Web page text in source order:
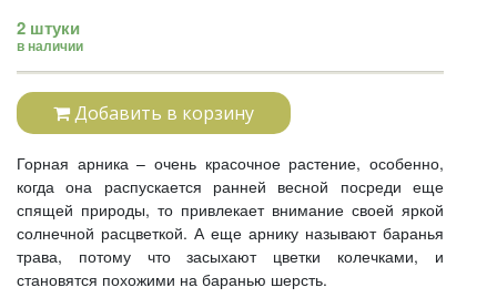
2 штуки
в наличии
Добавить в корзину
Горная арника – очень красочное растение, особенно,
когда она распускается ранней весной посреди еще
спящей природы, то привлекает внимание своей яркой
солнечной расцветкой. А еще арнику называют баранья
трава, потому что засыхают цветки колечками, и
становятся похожими на баранью шерсть.